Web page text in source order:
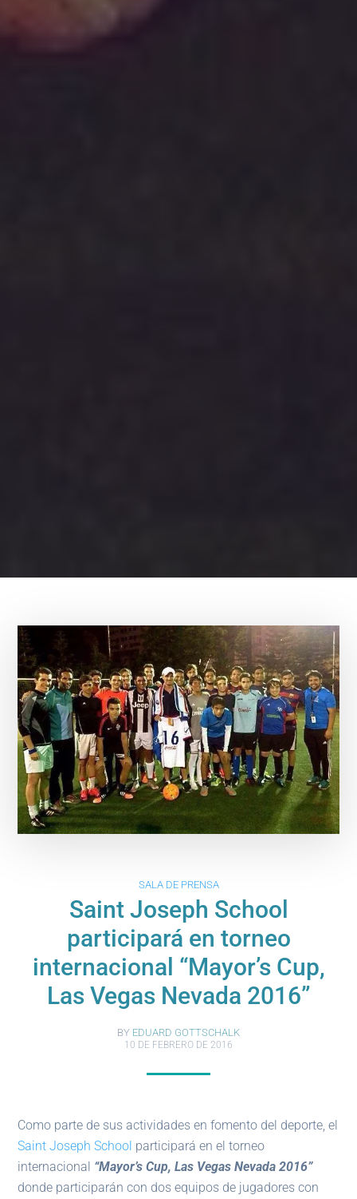
SALA DE PRENSA
Saint Joseph School
participará en torneo
internacional “Mayor’s Cup,
Las Vegas Nevada 2016”
BY EDUARD GOTTSCHALK
10 DE FEBRERO DE 2016
Como parte de sus actividades en fomento del deporte, el
Saint Joseph School participará en el torneo
internacional “Mayor’s Cup, Las Vegas Nevada 2016”
donde participarán con dos equipos de jugadores con